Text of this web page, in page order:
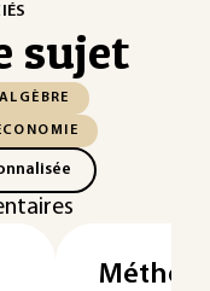
sujet